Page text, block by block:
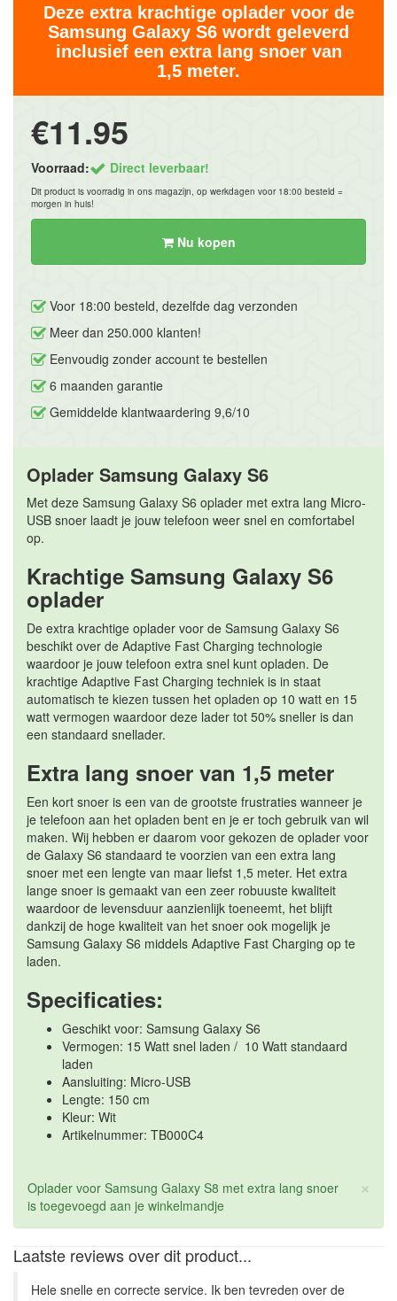
Deze extra krachtige oplader voor de
Samsung Galaxy S6 wordt geleverd
inclusief een extra lang snoer van
1,5 meter.
€11.95
Voorraad: Direct leverbaar!
Dit product is voorradig in ons magazijn, op werkdagen voor 18:00 besteld =
morgen in huis!
Nu kopen
Voor 18:00 besteld, dezelfde dag verzonden
Meer dan 250.000 klanten!
Eenvoudig zonder account te bestellen
6 maanden garantie
Gemiddelde klantwaardering 9,6/10
Oplader Samsung Galaxy S6
Met deze Samsung Galaxy S6 oplader met extra lang Micro-
USB snoer laadt je jouw telefoon weer snel en comfortabel
op.
Krachtige Samsung Galaxy S6
oplader
De extra krachtige oplader voor de Samsung Galaxy S6
beschikt over de Adaptive Fast Charging technologie
waardoor je jouw telefoon extra snel kunt opladen. De
krachtige Adaptive Fast Charging techniek is in staat
automatisch te kiezen tussen het opladen op 10 watt en 15
watt vermogen waardoor deze lader tot 50% sneller is dan
een standaard snellader.
Extra lang snoer van 1,5 meter
Een kort snoer is een van de grootste frustraties wanneer je
je telefoon aan het opladen bent en je er toch gebruik van wil
maken. Wij hebben er daarom voor gekozen de oplader voor
de Galaxy S6 standaard te voorzien van een extra lang
snoer met een lengte van maar liefst 1,5 meter. Het extra
lange snoer is gemaakt van een zeer robuuste kwaliteit
waardoor de levensduur aanzienlijk toeneemt, het blijft
dankzij de hoge kwaliteit van het snoer ook mogelijk je
Samsung Galaxy S6 middels Adaptive Fast Charging op te
laden.
Specificaties:
Geschikt voor: Samsung Galaxy S6
Vermogen: 15 Watt snel laden / 10 Watt standaard
laden
Aansluiting: Micro-USB
Lengte: 150 cm
Kleur: Wit
Artikelnummer: TB000C4
×
Oplader voor Samsung Galaxy S8 met extra lang snoer
is toegevoegd aan je winkelmandje
Laatste reviews over dit product...
Hele snelle en correcte service. Ik ben tevreden over de